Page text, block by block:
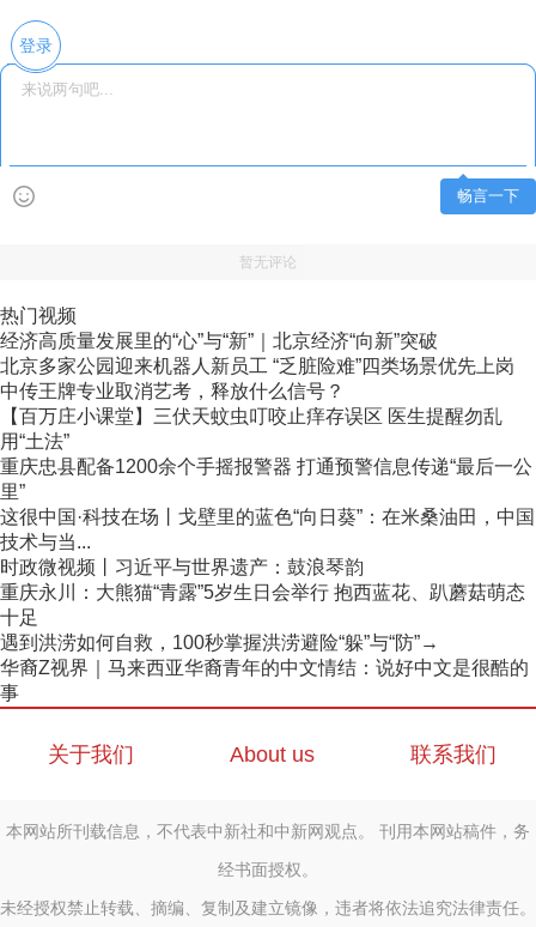
登录
畅言一下
暂无评论
热门视频
经济高质量发展里的“心”与“新”｜北京经济“向新”突破
北京多家公园迎来机器人新员工 “乏脏险难”四类场景优先上岗
中传王牌专业取消艺考，释放什么信号？
【百万庄小课堂】三伏天蚊虫叮咬止痒存误区 医生提醒勿乱
用“土法”
重庆忠县配备1200余个手摇报警器 打通预警信息传递“最后一公
里”
这很中国·科技在场丨戈壁里的蓝色“向日葵”：在米桑油田，中国
技术与当...
时政微视频丨习近平与世界遗产：鼓浪琴韵
重庆永川：大熊猫“青露”5岁生日会举行 抱西蓝花、趴蘑菇萌态
十足
遇到洪涝如何自救，100秒掌握洪涝避险“躲”与“防”→
华裔Z视界｜马来西亚华裔青年的中文情结：说好中文是很酷的
事
关于我们 About us 联系我们
本网站所刊载信息，不代表中新社和中新网观点。 刊用本网站稿件，务
经书面授权。
未经授权禁止转载、摘编、复制及建立镜像，违者将依法追究法律责任。